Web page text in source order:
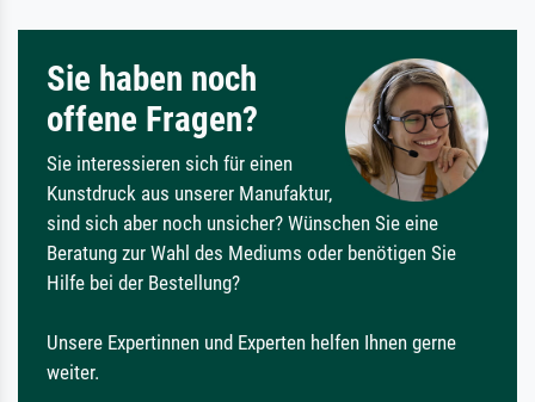
Sie haben noch
offene Fragen?
Sie interessieren sich für einen
Kunstdruck aus unserer Manufaktur,
sind sich aber noch unsicher? Wünschen Sie eine
Beratung zur Wahl des Mediums oder benötigen Sie
Hilfe bei der Bestellung?
Unsere Expertinnen und Experten helfen Ihnen gerne
weiter.